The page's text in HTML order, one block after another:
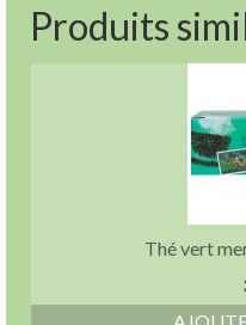
Produits
Thé vert